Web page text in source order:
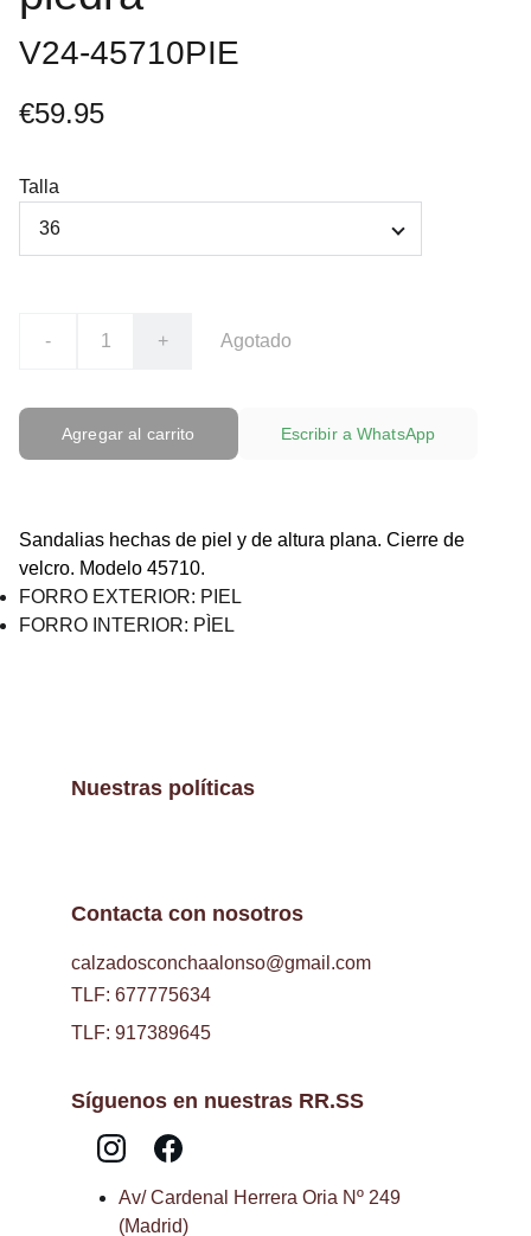
V24-45710PIE
€59.95
Talla
- + Agotado
Agregar al carrito Escribir a WhatsApp
Sandalias hechas de piel y de altura plana. Cierre de
velcro. Modelo 45710.
FORRO EXTERIOR: PIEL
FORRO INTERIOR: PÌEL
Contacta con nosotros
calzadosconchaalonso@gmail.com
Síguenos en nuestras RR.SS
Nuestras políticas
TLF: 677775634
TLF: 917389645
Av/ Cardenal Herrera Oria Nº 249
(Madrid)